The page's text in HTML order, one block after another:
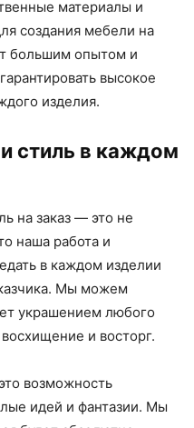
материалы и
создания мебели на
большим опытом и
высокое
изделия.
стиль в каждом
на заказ — это не
наша работа и
в каждом изделии
Мы можем
украшением любого
и восторг.
возможность
идей и фантазии. Мы